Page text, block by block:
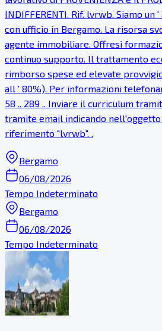
INDIFFERENTI. Rif. lvrwb. Siamo
con ufficio in Bergamo. La risorsa
agente immobiliare. Offresi
continuo supporto. Il trattamento
rimborso spese ed elevate
all ' 80%). Per informazioni
58 .. 289 .. Inviare il curriculum
tramite email indicando
riferimento "lvrwb". .
Bergamo
06/08/2026
Tempo Indeterminato
Bergamo
06/08/2026
Tempo Indeterminato